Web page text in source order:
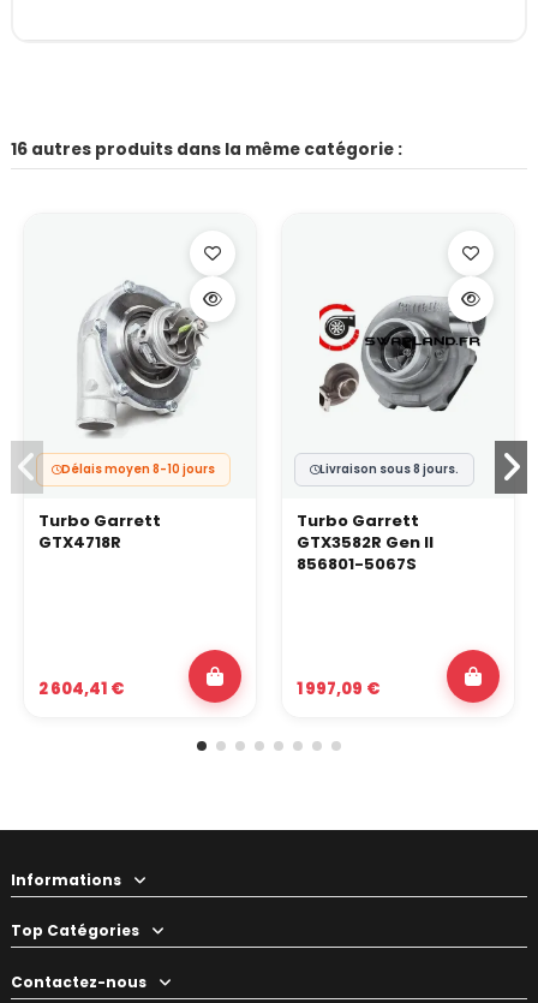
16 autres produits dans la même catégorie :
Délais moyen 8-10 jours
Turbo Garrett
GTX4718R
2 604,41 €
Livraison sous 8 jours.
Turbo Garrett
GTX3582R Gen II
856801-5067S
1 997,09 €
Informations
Top Catégories
Contactez-nous